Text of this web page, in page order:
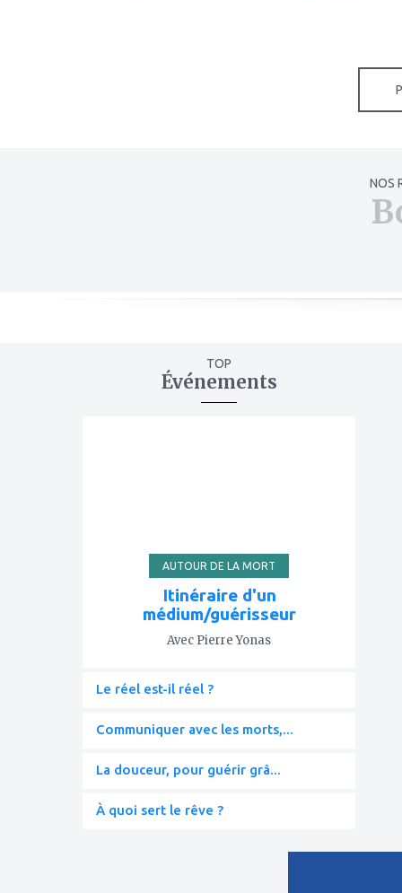
NOS
TOP
Événements
AUTOUR DE LA MORT
Itinéraire d'un
médium/guérisseur
Avec Pierre Yonas
Le réel est-il réel ?
Communiquer avec les morts,...
La douceur, pour guérir grâ...
À quoi sert le rêve ?